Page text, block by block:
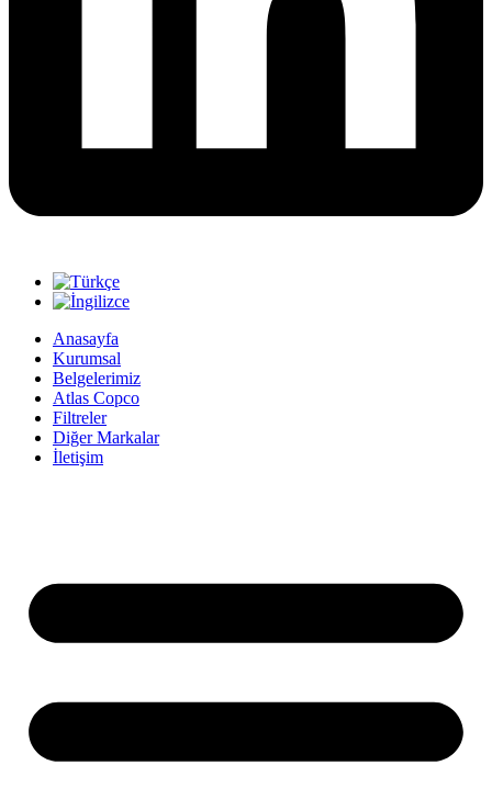
Anasayfa
Kurumsal
Belgelerimiz
Atlas Copco
Filtreler
Diğer Markalar
İletişim